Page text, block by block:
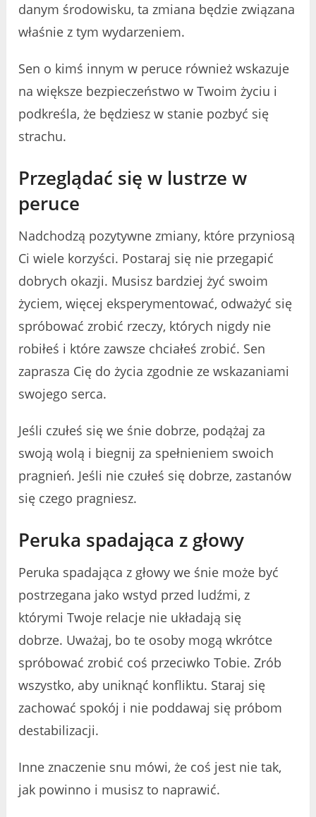
danym środowisku, ta zmiana będzie związana
właśnie z tym wydarzeniem.
Sen o kimś innym w peruce również wskazuje
na większe bezpieczeństwo w Twoim życiu i
podkreśla, że ​​będziesz w stanie pozbyć się
strachu.
Przeglądać się w lustrze w
peruce
Nadchodzą pozytywne zmiany, które przyniosą
Ci wiele korzyści. Postaraj się nie przegapić
dobrych okazji. Musisz bardziej żyć swoim
życiem, więcej eksperymentować, odważyć się
spróbować zrobić rzeczy, których nigdy nie
robiłeś i które zawsze chciałeś zrobić. Sen
zaprasza Cię do życia zgodnie ze wskazaniami
swojego serca.
Jeśli czułeś się we śnie dobrze, podążaj za
swoją wolą i biegnij za spełnieniem swoich
pragnień. Jeśli nie czułeś się dobrze, zastanów
się czego pragniesz.
Peruka spadająca z głowy
Peruka spadająca z głowy we śnie może być
postrzegana jako wstyd przed ludźmi, z
którymi Twoje relacje nie układają się
dobrze. Uważaj, bo te osoby mogą wkrótce
spróbować zrobić coś przeciwko Tobie. Zrób
wszystko, aby uniknąć konfliktu. Staraj się
zachować spokój i nie poddawaj się próbom
destabilizacji.
Inne znaczenie snu mówi, że coś jest nie tak,
jak powinno i musisz to naprawić.